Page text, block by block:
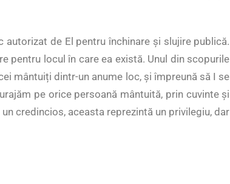
autorizat de El pentru închinare și slujire publică.
pentru locul în care ea există. Unul din scopurile
mântuiți dintr-un anume loc, și împreună să I se
pe orice persoană mântuită, prin cuvinte și
credincios, aceasta reprezintă un privilegiu, dar